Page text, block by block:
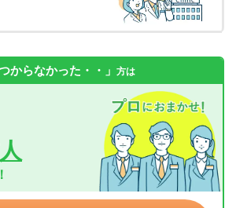
からなかった・・」 方は